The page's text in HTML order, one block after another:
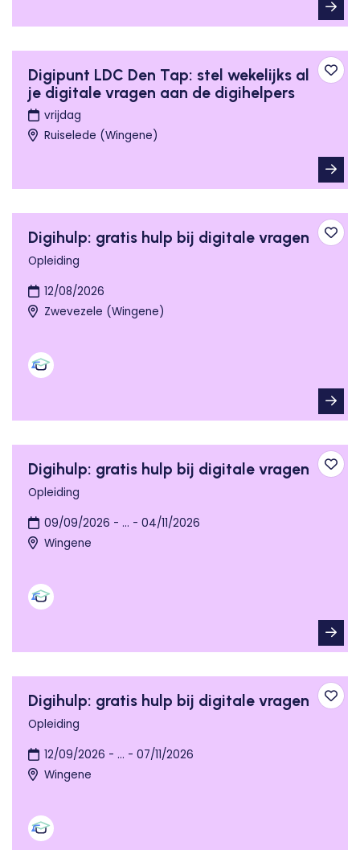
Digipunt LDC Den Tap: stel wekelijks al
je digitale vragen aan de digihelpers
vrijdag
Ruiselede (Wingene)
Digihulp: gratis hulp bij digitale vragen
Opleiding
12/08/2026
Zwevezele (Wingene)
Digihulp: gratis hulp bij digitale vragen
Opleiding
09/09/2026 - ... - 04/11/2026
Wingene
Digihulp: gratis hulp bij digitale vragen
Opleiding
12/09/2026 - ... - 07/11/2026
Wingene